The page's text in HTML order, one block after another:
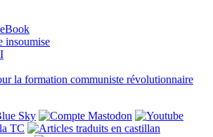
insoumise
la formation communiste révolutionnaire